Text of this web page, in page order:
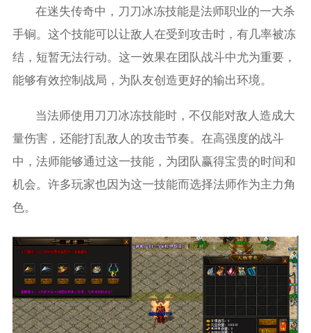
在迷失传奇中，刀刀冰冻技能是法师职业的一大杀
手锏。这个技能可以让敌人在受到攻击时，有几率被冻
结，短暂无法行动。这一效果在团队战斗中尤为重要，
能够有效控制战局，为队友创造更好的输出环境。
当法师使用刀刀冰冻技能时，不仅能对敌人造成大
量伤害，还能打乱敌人的攻击节奏。在高强度的战斗
中，法师能够通过这一技能，为团队赢得宝贵的时间和
机会。许多玩家也因为这一技能而选择法师作为主力角
色。